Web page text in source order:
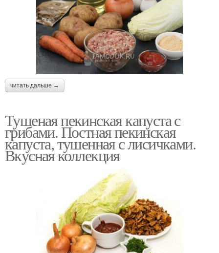
читать дальше →
Тушеная пекинская капуста с
грибами. Постная пекинская
капуста, тушенная с лисичками.
Вкусная коллекция